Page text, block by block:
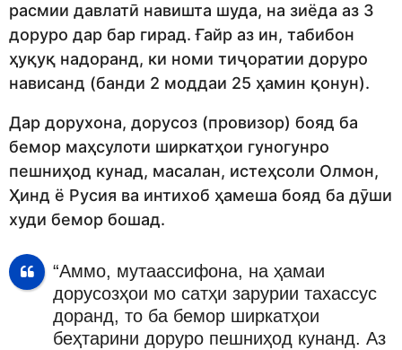
расмии давлатӣ навишта шуда, на зиёда аз 3
доруро дар бар гирад. Ғайр аз ин, табибон
ҳуқуқ надоранд, ки номи тиҷоратии доруро
нависанд (банди 2 моддаи 25 ҳамин қонун).
Дар дорухона, дорусоз (провизор) бояд ба
бемор маҳсулоти ширкатҳои гуногунро
пешниҳод кунад, масалан, истеҳсоли Олмон,
Ҳинд ё Русия ва интихоб ҳамеша бояд ба дӯши
худи бемор бошад.
“Аммо, мутаассифона, на ҳамаи
дорусозҳои мо сатҳи зарурии тахассус
доранд, то ба бемор ширкатҳои
беҳтарини доруро пешниҳод кунанд. Аз